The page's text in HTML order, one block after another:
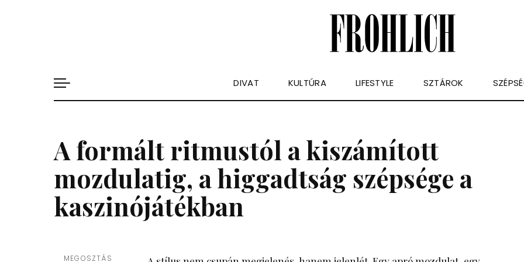
DIVAT KULTÚRA LIFESTYLE SZTÁROK
A formált ritmustól a kiszámított
mozdulatig, a higgadtság szépsége a
kaszinójátékban
MEGOSZTÁS